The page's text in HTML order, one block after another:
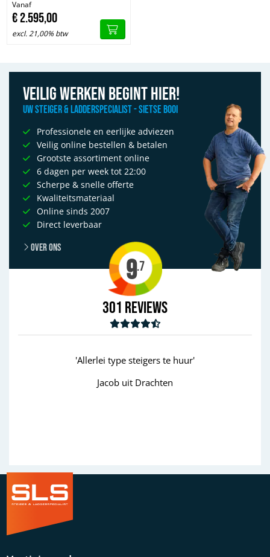
Vanaf
€2.595,00
excl. 21,00% btw
Veilig werken begint hier!
Uw Steiger & Ladderspecialist - Sietse Booi
Professionele en eerlijke adviezen
Veilig online bestellen & betalen
Grootste assortiment online
6 dagen per week tot 22:00
Scherpe & snelle offerte
Kwaliteitsmateriaal
Online sinds 2007
Direct leverbaar
Over ons
9.7
301 Reviews
'goed'
Wim uit Aalten